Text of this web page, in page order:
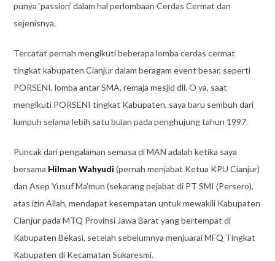
punya ‘passion’ dalam hal perlombaan Cerdas Cermat dan
sejenisnya.
Tercatat pernah mengikuti beberapa lomba cerdas cermat
tingkat kabupaten Cianjur dalam beragam event besar, seperti
PORSENI, lomba antar SMA, remaja mesjid dll. O ya, saat
mengikuti PORSENI tingkat Kabupaten, saya baru sembuh dari
lumpuh selama lebih satu bulan pada penghujungtahun 1997.
Puncak dari pengalaman semasa di MAN adalah ketika saya
bersama Hilman Wahyudi (pernah menjabat Ketua KPU Cianjur)
dan Asep Yusuf Ma’mun (sekarang pejabat di PT SMI (Persero),
atas izin Allah, mendapat kesempatan untuk mewakili Kabupaten
Cianjur pada MTQ Provinsi Jawa Barat yang bertempat di
Kabupaten Bekasi, setelah sebelumnya menjuarai MFQ Tingkat
Kabupaten di Kecamatan Sukaresmi.